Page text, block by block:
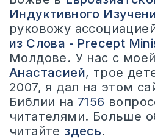
Индуктивного
руковожу
из Слова - Precept
Молдове. У нас с
Анастасией, трое
2007, я дал на этом
Библии на 7156
читателями. Больше
читайте здесь.